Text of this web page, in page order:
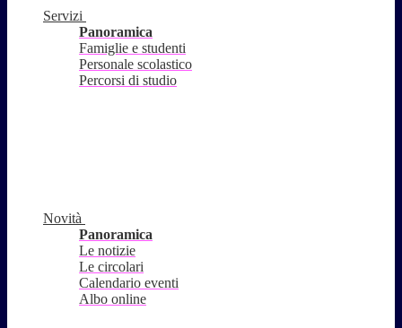
Servizi
Panoramica
Famiglie e studenti
Personale scolastico
Percorsi di studio
Novità
Panoramica
Le notizie
Le circolari
Calendario eventi
Albo online